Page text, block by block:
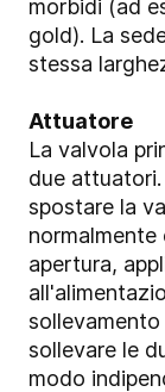
morbidi (ad
gold). La
stessa
Attuatore
La valvola
due
spostare la
normalmente
apertura,
sollevare le
modo